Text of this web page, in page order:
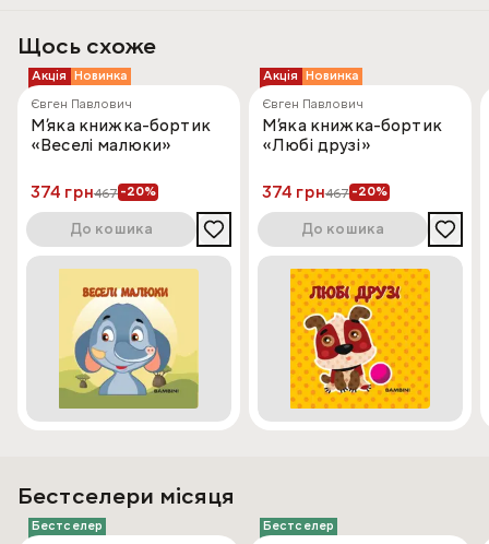
Щось схоже
Акція Новинка
Євген Павлович
Мʼяка книжка-бортик
«Веселі малюки»
374 грн467 -20%
До кошика
Акція Новинка
Євген Павлович
Мʼяка книжка-бортик
«Любі друзі»
374 грн467 -20%
До кошика
Бестселери місяця
Бестселер
Бестселер